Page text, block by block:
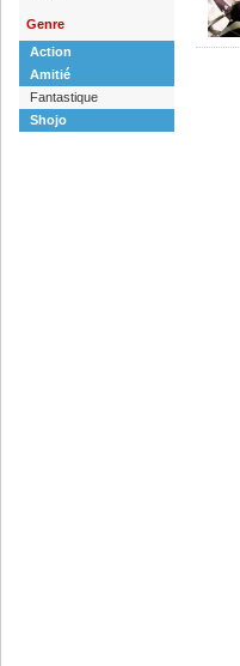
Genre
Action
Amitié
Fantastique
Shojo